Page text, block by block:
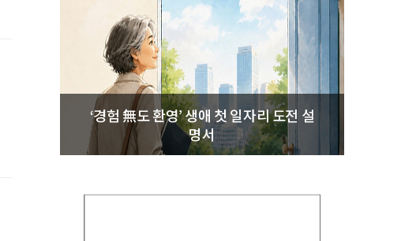
‘경험 無도 환영’ 생애 첫 일자리 도전 설
명서